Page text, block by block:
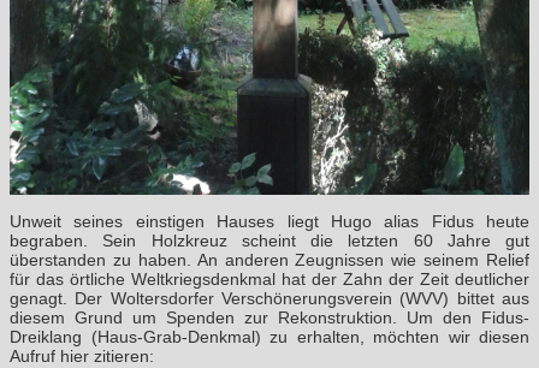
Unweit seines einstigen Hauses liegt Hugo alias Fidus heute
begraben. Sein Holzkreuz scheint die letzten 60 Jahre gut
überstanden zu haben. An anderen Zeugnissen wie seinem Relief
für das örtliche Weltkriegsdenkmal hat der Zahn der Zeit deutlicher
genagt. Der Woltersdorfer Verschönerungsverein (WVV) bittet aus
diesem Grund um Spenden zur Rekonstruktion. Um den Fidus-
Dreiklang (Haus-Grab-Denkmal) zu erhalten, möchten wir diesen
Aufruf hier zitieren: